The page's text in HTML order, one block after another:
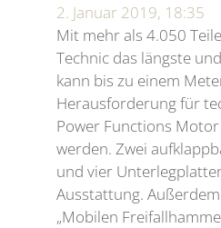
2. Januar 2019, 18:35
Mit mehr als 4.050
Technic das längste
kann bis zu einem
Herausforderung für
Power Functions
werden. Zwei
und vier
Ausstattung.
„Mobilen